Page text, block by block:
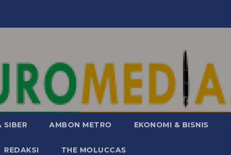
SIBER AMBON METRO EKONOMI & BISNIS
REDAKSI THE MOLUCCAS